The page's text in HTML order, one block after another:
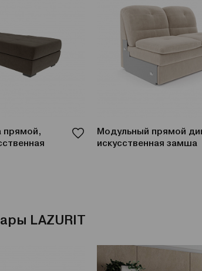
прямой,
Модульный прямой
искусственная замша
LAZURIT